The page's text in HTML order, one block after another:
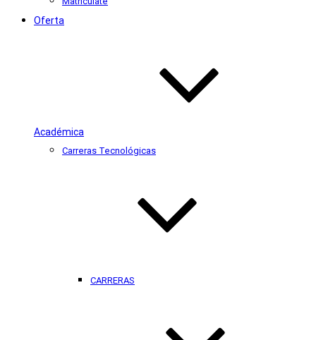
Oferta
Académica
Carreras Tecnológicas
CARRERAS